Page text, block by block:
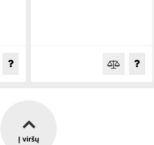
Į viršų